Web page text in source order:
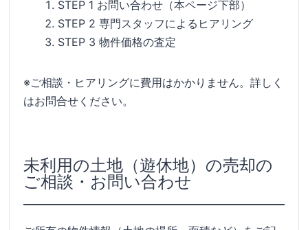
STEP 1 お問い合わせ（本ページ下部）
STEP 2 専門スタッフによるヒアリング
STEP 3 物件価格の査定
※ご相談・ヒアリングに費用はかかりません。詳しく
はお問合せください。
未利用の土地（遊休地）の売却の
ご相談・お問い合わせ